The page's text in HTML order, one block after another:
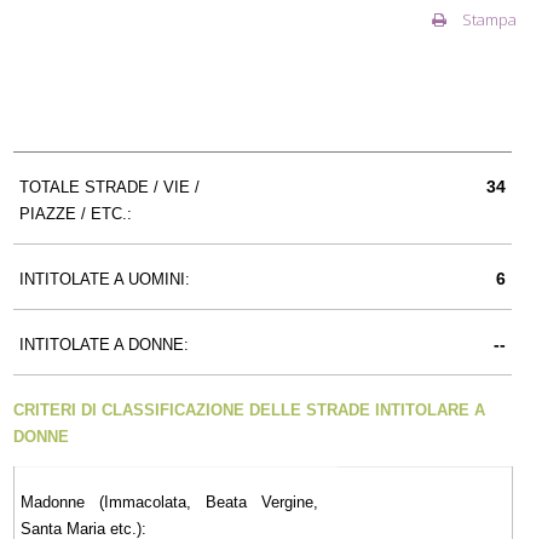
Stampa
TOTALE STRADE / VIE /
PIAZZE / ETC.:
34
INTITOLATE A UOMINI: 6
INTITOLATE A DONNE: --
CRITERI DI CLASSIFICAZIONE DELLE STRADE INTITOLARE A
DONNE
Madonne (Immacolata, Beata Vergine,
Santa Maria etc.):